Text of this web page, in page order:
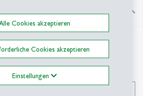
Alle Cookies akzeptieren
Cookies akzeptieren
Einstellungen
north